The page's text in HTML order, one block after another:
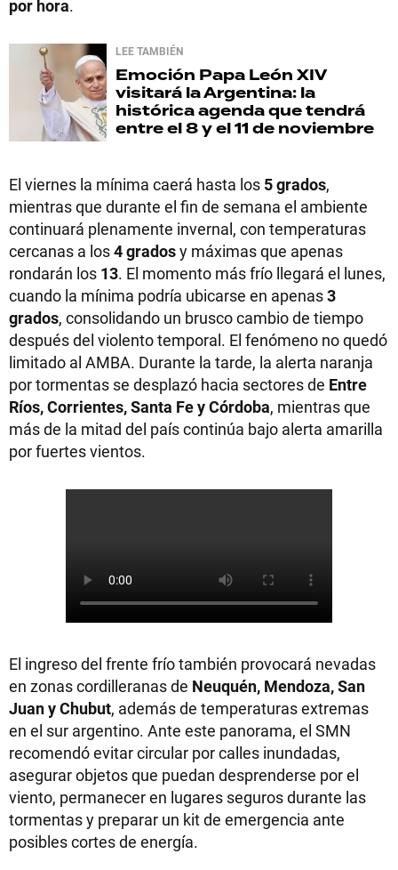
por hora.
LEE TAMBIÉN
Emoción Papa León XIV
visitará la Argentina: la
histórica agenda que tendrá
entre el 8 y el 11 de noviembre
El viernes la mínima caerá hasta los 5 grados,
mientras que durante el fin de semana el ambiente
continuará plenamente invernal, con temperaturas
cercanas a los4 gradosy máximas que apenas
rondarán los 13. El momento más frío llegará el lunes,
cuando la mínima podría ubicarse en apenas3
grados, consolidando un brusco cambio de tiempo
después del violento temporal. El fenómeno no quedó
limitado al AMBA. Durante la tarde, la alerta naranja
por tormentas se desplazó hacia sectores de Entre
Ríos, Corrientes, Santa Fe y Córdoba, mientras que
más de la mitad del país continúa bajo alerta amarilla
por fuertes vientos.
El ingreso del frente frío también provocará nevadas
en zonas cordilleranas de Neuquén, Mendoza, San
Juan y Chubut, además de temperaturas extremas
en el sur argentino. Ante este panorama, el SMN
recomendó evitar circular por calles inundadas,
asegurar objetos que puedan desprenderse por el
viento, permanecer en lugares seguros durante las
tormentas y preparar un kit de emergencia ante
posibles cortes de energía.